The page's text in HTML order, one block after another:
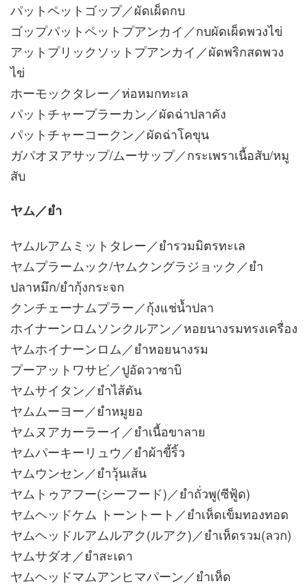
パットペットゴップ／ผัดเผ็ดกบ
ゴップパットペットプアンカイ／กบผัดเผ็ดพวงไข่
アットプリックソットプアンカイ／ผัดพริกสดพวง
ไข่
ホーモックタレー／ห่อหมกทะเล
パットチャープラーカン／ผัดฉ่าปลาคัง
パットチャーコークン／ผัดฉ่าโคขุน
ガパオヌアサップ/ムーサップ／กระเพราเนื้อสับ/หมู
สับ
ヤム／ยำ
ヤムルアムミットタレー／ยำรวมมิตรทะเล
ヤムプラームック/ヤムクングラジョック／ยำ
ปลาหมึก/ยำกุ้งกระจก
クンチェーナムプラー／กุ้งแช่น้ำปลา
ホイナーンロムソンクルアン／หอยนางรมทรงเครื่อง
ヤムホイナーンロム／ยำหอยนางรม
プーアットワサビ／ปูอัดวาซาบิ
ヤムサイタン／ยำไส้ตัน
ヤムムーヨー／ยำหมูยอ
ヤムヌアカーラーイ／ยำเนื้อขาลาย
ヤムパーキーリュウ／ยำผ้าขี้ริ้ว
ヤムウンセン／ยำวุ้นเส้น
ヤムトゥアフー(シーフード)／ยำถั่วพู(ซีฟู้ด)
ヤムヘッドケム トーントート／ยำเห็ดเข็มทองทอด
ヤムヘッドルアムルアク(ルアク)／ยำเห็ดรวม(ลวก)
ヤムサダオ／ยำสะเดา
ヤムヘッドマムアンヒマパーン／ยำเห็ด